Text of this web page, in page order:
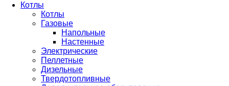
Котлы
Котлы
Газовые
Напольные
Настенные
Электрические
Пеллетные
Дизельные
Твердотопливные